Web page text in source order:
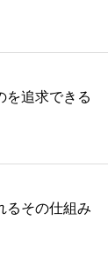
を追求できる
るその仕組み